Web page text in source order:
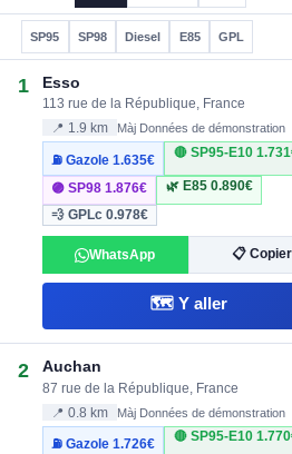
SP95 SP98 Diesel E85 GPL
1 Esso
113 rue de la République, France
📍 1.9 km Màj Données de démonstration
⛽ Gazole1.635€
🔴 SP95-E10
🟣 SP981.876€ 🌿 E85 0.890€
💨 GPLc0.978€
WhatsApp 📋 Copier
🗺️ Y aller
2 Auchan
87 rue de la République, France
📍 0.8 km Màj Données de démonstration
⛽ Gazole1.726€
🔴 SP95-E10